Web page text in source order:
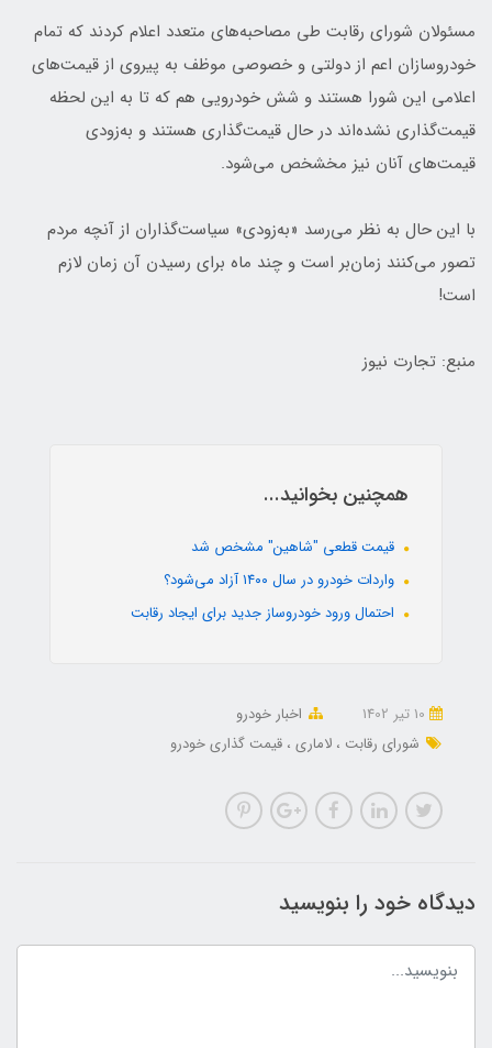
مسئولان شورای رقابت طی مصاحبه‌های متعدد اعلام کردند که تمام
خودروسازان اعم از دولتی و خصوصی موظف به پیروی از قیمت‌های
اعلامی این شورا هستند و شش خودرویی هم که تا به این لحظه
قیمت‌گذاری نشده‌اند در حال قیمت‌گذاری هستند و به‌زودی
قیمت‌های آنان نیز مخشخص می‌شود.
با این حال به نظر می‌رسد «‌به‌زودی» سیاست‌گذاران از آنچه مردم
تصور می‌کنند زمان‌بر است و چند ماه برای رسیدن آن زمان لازم
است!
منبع: تجارت نیوز
همچنین بخوانید...
قیمت قطعی "شاهین" مشخص شد
واردات خودرو در سال ۱۴۰۰ آزاد می‌شود؟
احتمال ورود خودروساز جدید برای ایجاد رقابت
اخبار خودرو
شورای رقابت
لاماری قیمت گذاری خودرو
دیدگاه خود را بنویسید